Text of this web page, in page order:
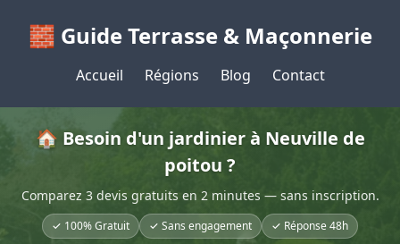
🧱 Guide Terrasse & Maçonnerie
Accueil Régions Blog Contact
🏠 Besoin d'un jardinier à Neuville de
poitou ?
Comparez 3 devis gratuits en 2 minutes — sans inscription.
✓ 100% Gratuit ✓ Sans engagement ✓ Réponse 48h